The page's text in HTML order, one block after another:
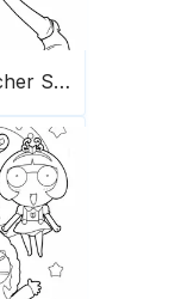
Fantastischer Sanji